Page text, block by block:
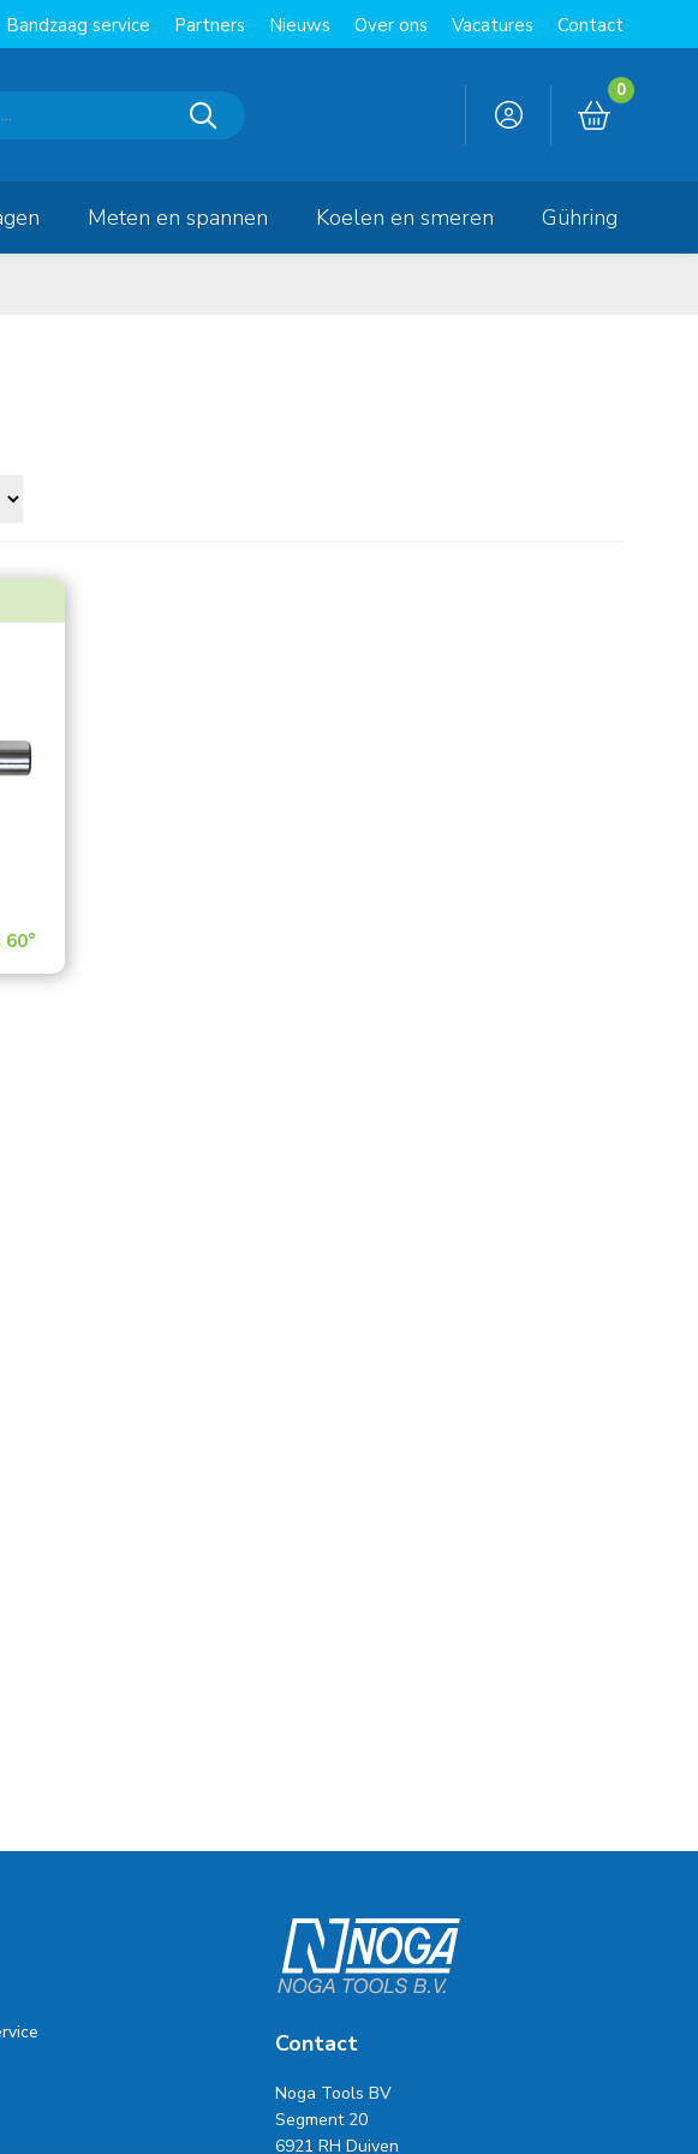
Bandzaag service Partners Nieuws Over ons Vacatures Contact
0
Meten en spannen Koelen en smeren Gühring
Contact
Noga Tools BV
Segment 20
6921 RH Duiven